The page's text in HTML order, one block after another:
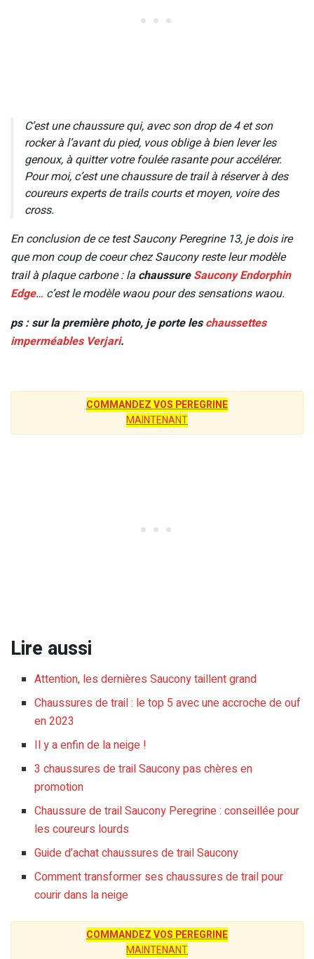
C’est une chaussure qui, avec son drop de 4 et son
rocker à l’avant du pied, vous oblige à bien lever les
genoux, à quitter votre foulée rasante pour accélérer.
Pour moi, c’est une chaussure de trail à réserver à des
coureurs experts de trails courts et moyen, voire des
cross.
En conclusion de ce test Saucony Peregrine 13, je dois ire
que mon coup de coeur chez Saucony reste leur modèle
trail à plaque carbone : la chaussureSaucony Endorphin
Edge… c’est le modèle waou pour des sensations waou.
ps : sur la première photo, je porte leschaussettes
imperméables Verjari.
COMMANDEZ VOS PEREGRINE
MAINTENANT
Lire aussi
Attention, les dernières Saucony taillent grand
Chaussures de trail : le top 5 avec une accroche de ouf
en 2023
Il y a enfin de la neige !
3 chaussures de trail Saucony pas chères en
promotion
Chaussure de trail Saucony Peregrine : conseillée pour
les coureurs lourds
Guide d’achat chaussures de trail Saucony
Comment transformer ses chaussures de trail pour
courir dans la neige
COMMANDEZ VOS PEREGRINE
MAINTENANT